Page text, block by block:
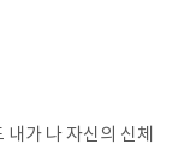
가 나 자신의 신체